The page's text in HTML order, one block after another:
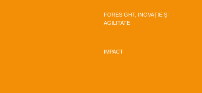
FORESIGHT, INOVAȚIE ȘI
AGILITATE
IMPACT